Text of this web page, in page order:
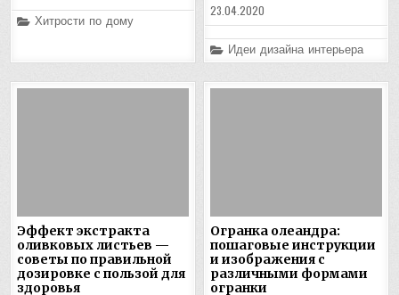
Posted
Хитрости по дому
23.04.2020
Posted
in
Идеи дизайна интерьера
Эффект экстракта
оливковых листьев —
советы по правильной
дозировке с пользой для
здоровья
Огранка олеандра:
пошаговые инструкции
и изображения с
различными формами
огранки